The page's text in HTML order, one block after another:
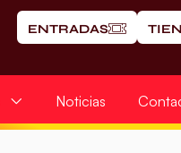
ENTRADAS
Noticias